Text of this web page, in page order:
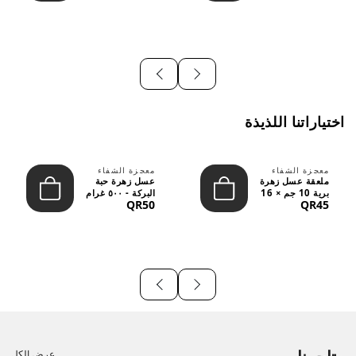
اختياراتنا اللذيذة
معجزة الشفاء
ملعقة عسل زهرة
برية 10 جم × 16
قطعة
QR45
معجزة الشفاء
عسل زهرة حبة
البركة - ٥٠٠ غرام
QR50